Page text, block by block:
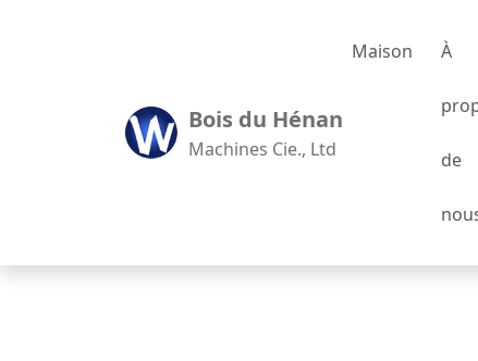
Bois du Hénan
Machines Cie., Ltd
Maison À
de